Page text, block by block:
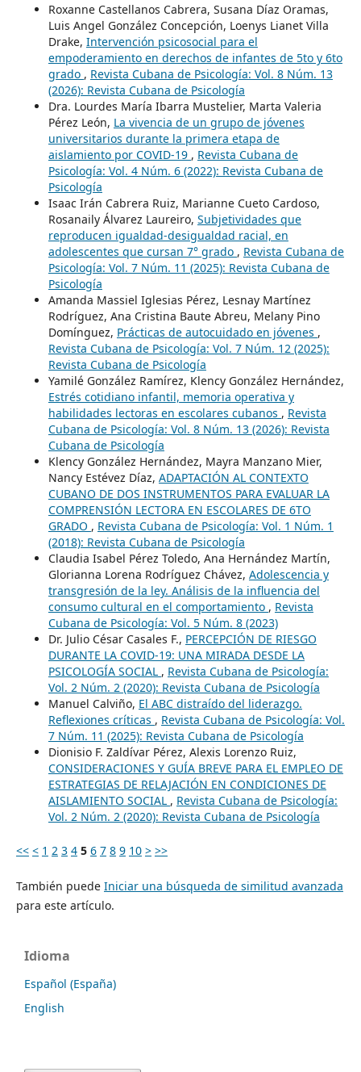
Roxanne Castellanos Cabrera, Susana Díaz Oramas,
Luis Angel González Concepción, Loenys Lianet Villa
Drake, Intervención psicosocial para el
empoderamiento en derechos de infantes de 5to y 6to
grado , Revista Cubana de Psicología: Vol. 8 Núm. 13
(2026): Revista Cubana de Psicología
Dra. Lourdes María Ibarra Mustelier, Marta Valeria
Pérez León, La vivencia de un grupo de jóvenes
universitarios durante la primera etapa de
aislamiento por COVID-19 , Revista Cubana de
Psicología: Vol. 4 Núm. 6 (2022): Revista Cubana de
Psicología
Isaac Irán Cabrera Ruiz, Marianne Cueto Cardoso,
Rosanaily Álvarez Laureiro, Subjetividades que
reproducen igualdad-desigualdad racial, en
adolescentes que cursan 7° grado , Revista Cubana de
Psicología: Vol. 7 Núm. 11 (2025): Revista Cubana de
Psicología
Amanda Massiel Iglesias Pérez, Lesnay Martínez
Rodríguez, Ana Cristina Baute Abreu, Melany Pino
Domínguez, Prácticas de autocuidado en jóvenes ,
Revista Cubana de Psicología: Vol. 7 Núm. 12 (2025):
Revista Cubana de Psicología
Yamilé González Ramírez, Klency González Hernández,
Estrés cotidiano infantil, memoria operativa y
habilidades lectoras en escolares cubanos , Revista
Cubana de Psicología: Vol. 8 Núm. 13 (2026): Revista
Cubana de Psicología
Klency González Hernández, Mayra Manzano Mier,
Nancy Estévez Díaz, ADAPTACIÓN AL CONTEXTO
CUBANO DE DOS INSTRUMENTOS PARA EVALUAR LA
COMPRENSIÓN LECTORA EN ESCOLARES DE 6TO
GRADO , Revista Cubana de Psicología: Vol. 1 Núm. 1
(2018): Revista Cubana de Psicología
Claudia Isabel Pérez Toledo, Ana Hernández Martín,
Glorianna Lorena Rodríguez Chávez, Adolescencia y
transgresión de la ley. Análisis de la influencia del
consumo cultural en el comportamiento , Revista
Cubana de Psicología: Vol. 5 Núm. 8 (2023)
Dr. Julio César Casales F., PERCEPCIÓN DE RIESGO
DURANTE LA COVID-19: UNA MIRADA DESDE LA
PSICOLOGÍA SOCIAL , Revista Cubana de Psicología:
Vol. 2 Núm. 2 (2020): Revista Cubana de Psicología
Manuel Calviño, El ABC distraído del liderazgo.
Reflexiones críticas , Revista Cubana de Psicología: Vol.
7 Núm. 11 (2025): Revista Cubana de Psicología
Dionisio F. Zaldívar Pérez, Alexis Lorenzo Ruiz,
CONSIDERACIONES Y GUÍA BREVE PARA EL EMPLEO DE
ESTRATEGIAS DE RELAJACIÓN EN CONDICIONES DE
AISLAMIENTO SOCIAL , Revista Cubana de Psicología:
Vol. 2 Núm. 2 (2020): Revista Cubana de Psicología
<< < 1 2 3 4 5 6 7 8 9 10 > >>
También puede Iniciar una búsqueda de similitud avanzada
para este artículo.
Idioma
Español (España)
English